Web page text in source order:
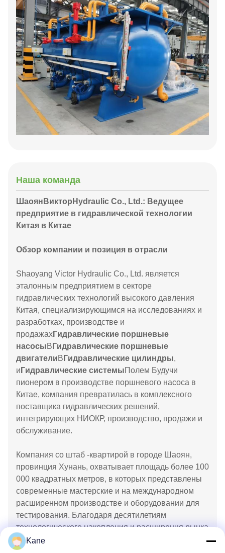
Наша команда
Шаоян Виктор Hydraulic Co., Ltd.: Ведущее
предприятие в гидравлической технологии
Китая в Китае
Обзор компании и позиция в отрасли
Shaoyang Victor Hydraulic Co., Ltd. является
эталонным предприятием в секторе
гидравлических технологий высокого давления
Китая, специализирующимся на исследованиях и
разработках, производстве и
продажахГидравлические поршневые
насосыВ Гидравлические поршневые
двигателиВ Гидравлические цилиндры,
и Гидравлические системыПолем Будучи
пионером в производстве поршневого насоса в
Китае, компания превратилась в комплексного
поставщика гидравлических решений,
интегрирующих НИОКР, производство, продажи и
обслуживание.
Компания со штаб -квартирой в городе Шаоян,
провинция Хунань, охватывает площадь более 100
000 квадратных метров, в которых представлены
современные мастерские и на международном
расширенном производстве и оборудовании для
тестирования. Благодаря десятилетиям
технологического накопления и расширения рынка
продукты Victor Hydraulic широко применялись в
проектах по охране воды, военной технике, новой
Kane